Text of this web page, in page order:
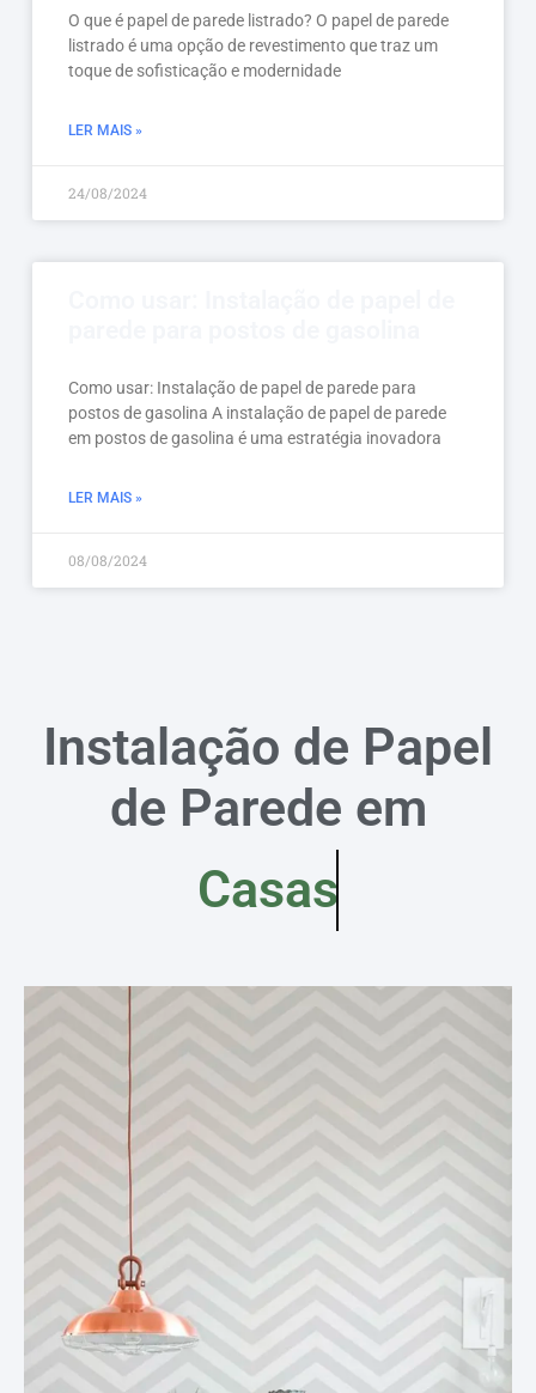
O que é papel de parede listrado? O papel de parede
listrado é uma opção de revestimento que traz um
toque de sofisticação e modernidade
LER MAIS »
24/08/2024
Como usar: Instalação de papel de parede para
postos de gasolina A instalação de papel de parede
em postos de gasolina é uma estratégia inovadora
LER MAIS »
08/08/2024
Instalação de Papel
de Parede em
Casas